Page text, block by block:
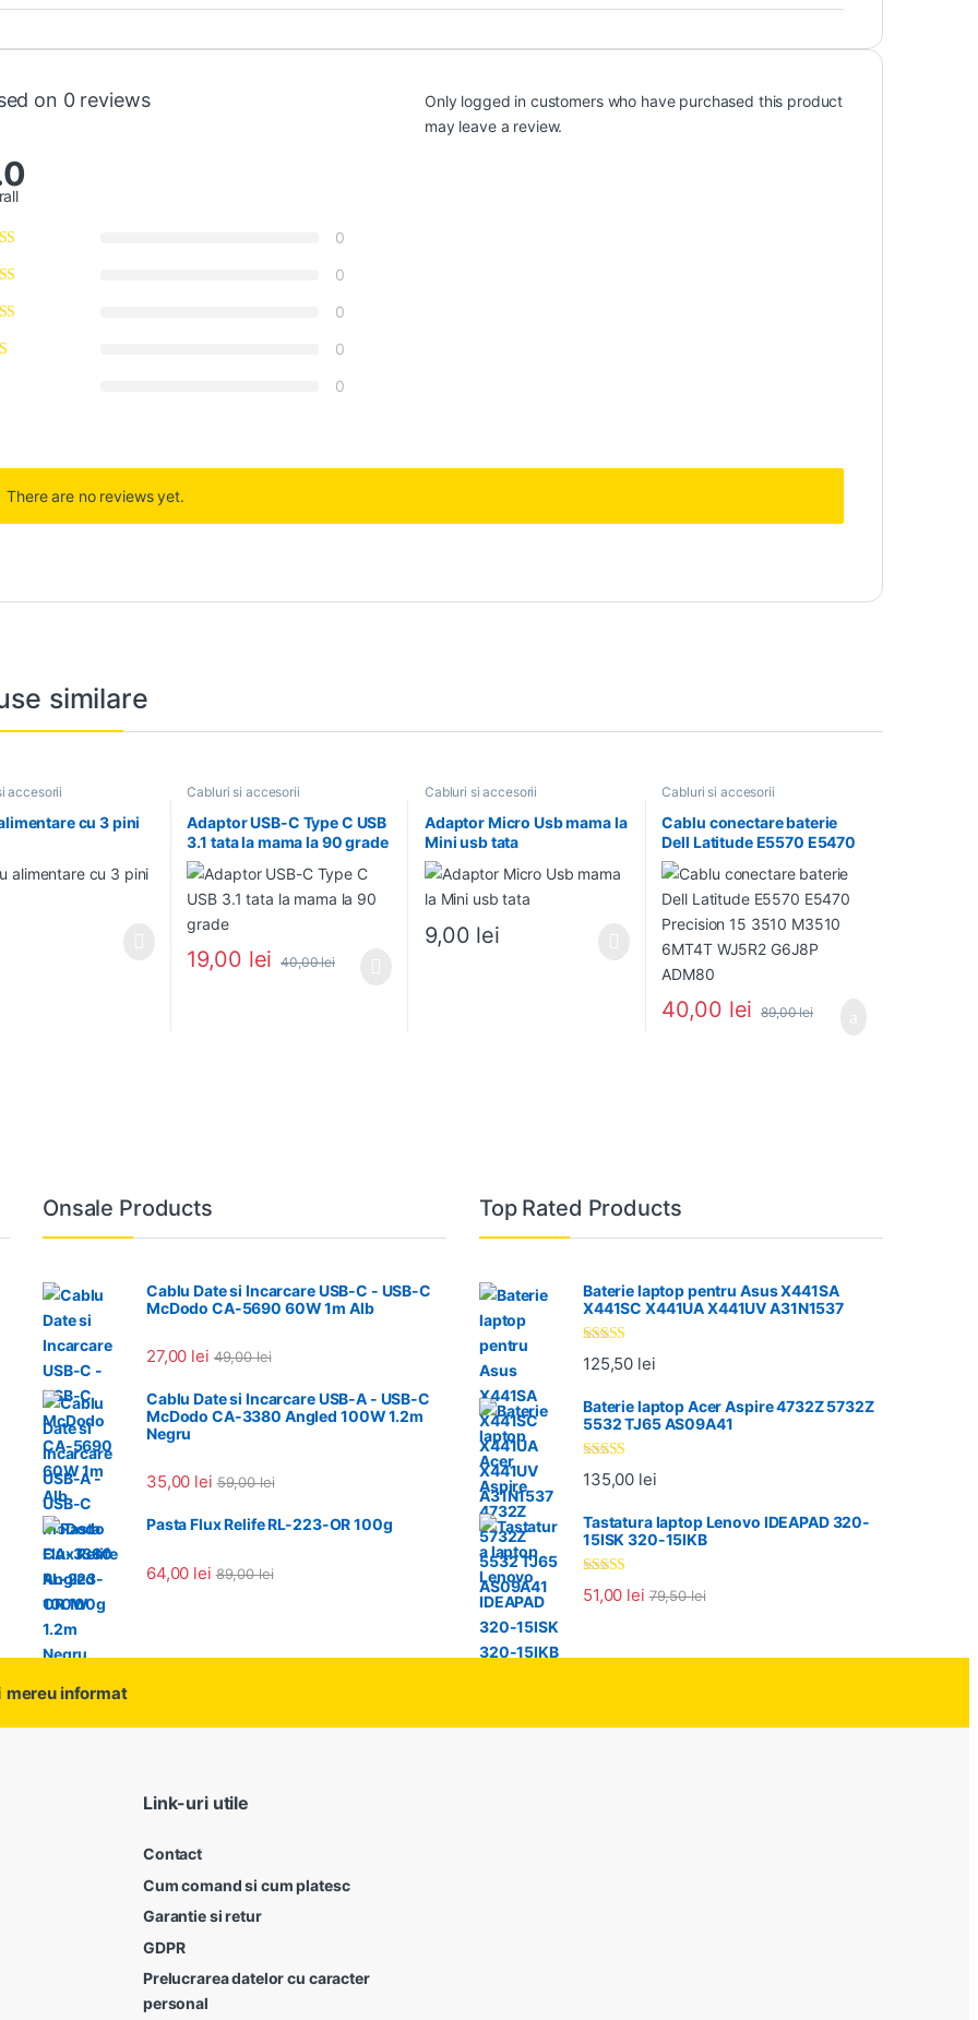
on 0 reviews
0
0
0
0
0
Only logged in customers who have purchased this product
may leave a review.
There are no reviews yet.
similare
accesorii
cu 3 pini
Cabluri si accesorii
Adaptor USB-C Type C USB
3.1 tata la mama la 90 grade
19,00 lei 40,00lei
Acest produs are mai multe variații. Opțiunile pot fi alese în pagina produsului.
Cabluri si accesorii
Adaptor Micro Usb mama la
Mini usb tata
9,00 lei
Cabluri si accesorii
Cablu conectare baterie
Dell Latitude E5570 E5470
Precision 15 3510 M3510
6MT4T WJ5R2 G6J8P
ADM80
40,00 lei 89,00lei
Onsale Products
Cablu Date si Incarcare USB-C - USB-C
McDodo CA-5690 60W 1m Alb
27,00 lei 49,00lei
Cablu Date si Incarcare USB-A - USB-C
McDodo CA-3380 Angled 100W 1.2m
Negru
35,00 lei 59,00lei
Pasta Flux Relife RL-223-OR 100g
64,00 lei 89,00lei
Top Rated Products
Baterie laptop pentru Asus X441SA
X441SC X441UA X441UV A31N1537
Evaluat la
5.00din 5
125,50 lei
Baterie laptop Acer Aspire 4732Z 5732Z
5532 TJ65 AS09A41
Evaluat la
5.00din 5
135,00 lei
Tastatura laptop Lenovo IDEAPAD 320-
15ISK 320-15IKB
Evaluat la
5.00din 5
51,00 lei 79,50lei
mereu informat
Link-uri utile
Contact
Cum comand si cum platesc
Garantie si retur
GDPR
Prelucrarea datelor cu caracter
personal